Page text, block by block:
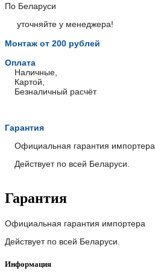
По Беларуси
уточняйте у менеджера!
Монтаж от 200 рублей
Оплата
Наличные,
Картой,
Безналичный расчёт
Гарантия
Официальная гарантия импортера
Действует по всей Беларуси.
Гарантия
Официальная гарантия импортера
Действует по всей Беларуси.
Информация